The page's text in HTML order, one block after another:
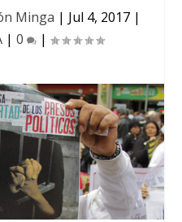
Minga | Jul 4, 2017|
| 0 |